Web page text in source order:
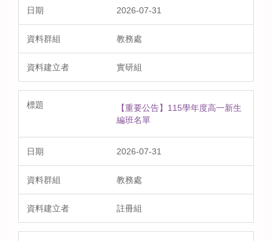
2026-07-31
教務處
實研組
【重要公告】115學年度高一新生
編班名單
2026-07-31
教務處
註冊組